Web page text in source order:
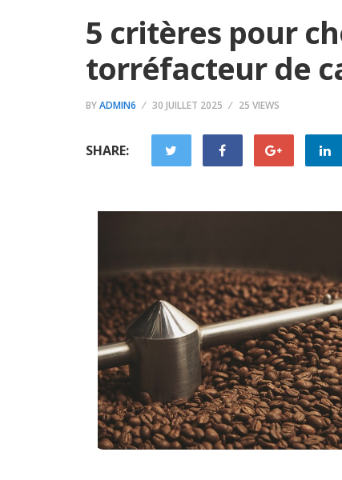
5 critères pour
torréfacteur de
BYADMIN6 30 JUILLET 2025 25 VIEWS
SHARE: